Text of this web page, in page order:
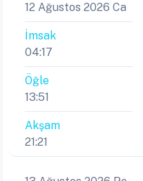
12 Ağustos 2026 Ca
İmsak
04:17
Öğle
13:51
Akşam
21:21